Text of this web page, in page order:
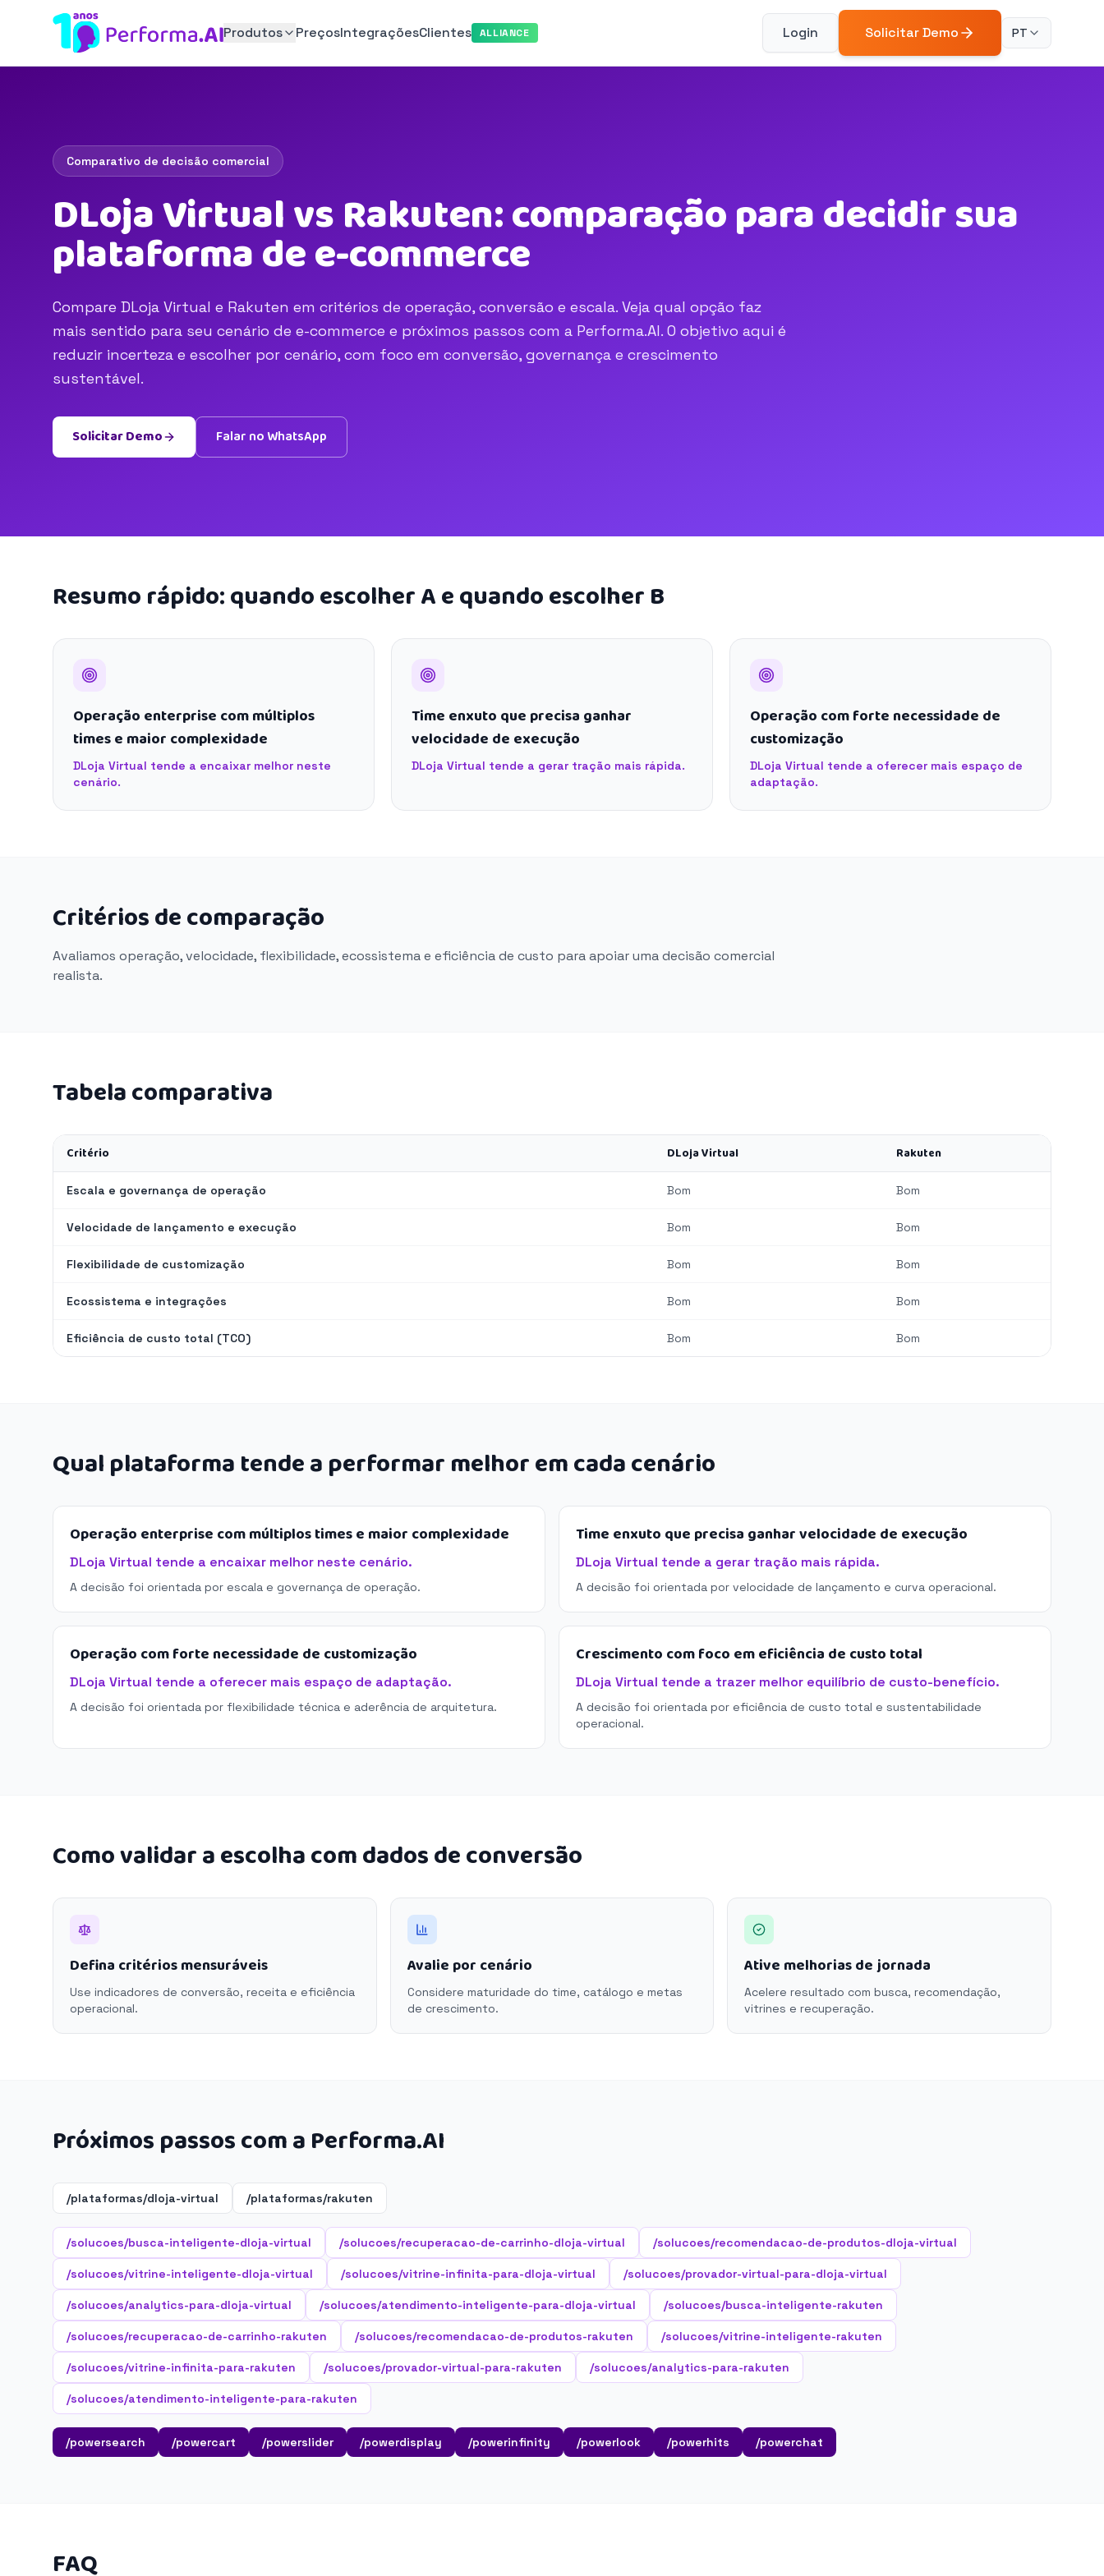
Produtos PreçosIntegraçõesClientes ALLIANCE Login Solicitar Demo PT
Comparativo de decisão comercial
DLoja Virtual vs Rakuten: comparação para decidir sua
plataforma de e-commerce
Compare DLoja Virtual e Rakuten em critérios de operação, conversão e escala. Veja qual opção faz
mais sentido para seu cenário de e-commerce e próximos passos com a Performa.AI. O objetivo aqui é
reduzir incerteza e escolher por cenário, com foco em conversão, governança e crescimento
sustentável.
Solicitar Demo Falar no WhatsApp
Resumo rápido: quando escolher A e quando escolher B
Operação enterprise com múltiplos
times e maior complexidade
DLoja Virtual tende a encaixar melhor neste
cenário.
Time enxuto que precisa ganhar
velocidade de execução
DLoja Virtual tende a gerar tração mais rápida.
Operação com forte necessidade de
customização
DLoja Virtual tende a oferecer mais espaço de
adaptação.
Critérios de comparação
Avaliamos operação, velocidade, flexibilidade, ecossistema e eficiência de custo para apoiar uma decisão comercial
realista.
Tabela comparativa
Critério DLoja Virtual Rakuten
Escala e governança de operação Bom Bom
Velocidade de lançamento e execução Bom Bom
Flexibilidade de customização Bom Bom
Ecossistema e integrações Bom Bom
Eficiência de custo total (TCO) Bom Bom
Qual plataforma tende a performar melhor em cada cenário
Operação enterprise com múltiplos times e maior complexidade
DLoja Virtual tende a encaixar melhor neste cenário.
A decisão foi orientada por escala e governança de operação.
Time enxuto que precisa ganhar velocidade de execução
DLoja Virtual tende a gerar tração mais rápida.
A decisão foi orientada por velocidade de lançamento e curva operacional.
Operação com forte necessidade de customização
DLoja Virtual tende a oferecer mais espaço de adaptação.
A decisão foi orientada por flexibilidade técnica e aderência de arquitetura.
Crescimento com foco em eficiência de custo total
DLoja Virtual tende a trazer melhor equilíbrio de custo-benefício.
A decisão foi orientada por eficiência de custo total e sustentabilidade
operacional.
Como validar a escolha com dados de conversão
Defina critérios mensuráveis
Use indicadores de conversão, receita e eficiência
operacional.
Avalie por cenário
Considere maturidade do time, catálogo e metas
de crescimento.
Ative melhorias de jornada
Acelere resultado com busca, recomendação,
vitrines e recuperação.
Próximos passos com a Performa.AI
/plataformas/dloja-virtual /plataformas/rakuten
/solucoes/busca-inteligente-dloja-virtual /solucoes/recuperacao-de-carrinho-dloja-virtual /solucoes/recomendacao-de-produtos-dloja-virtual
/solucoes/vitrine-inteligente-dloja-virtual /solucoes/vitrine-infinita-para-dloja-virtual /solucoes/provador-virtual-para-dloja-virtual
/solucoes/analytics-para-dloja-virtual /solucoes/atendimento-inteligente-para-dloja-virtual /solucoes/busca-inteligente-rakuten
/solucoes/recuperacao-de-carrinho-rakuten /solucoes/recomendacao-de-produtos-rakuten /solucoes/vitrine-inteligente-rakuten
/solucoes/vitrine-infinita-para-rakuten /solucoes/provador-virtual-para-rakuten /solucoes/analytics-para-rakuten
/solucoes/atendimento-inteligente-para-rakuten
/powersearch /powercart /powerslider /powerdisplay /powerinfinity /powerlook /powerhits /powerchat
FAQ